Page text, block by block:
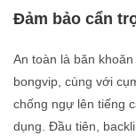
Đảm bảo cẩn
An toàn là băn
bongvip, cùng với
chống ngự lên tiếng
dụng. Đầu tiên,